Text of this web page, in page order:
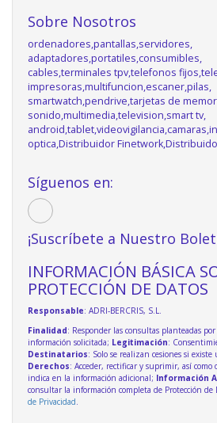
Sobre Nosotros
ordenadores,pantallas,servidores,
adaptadores,portatiles,consumibles,
cables,terminales tpv,telefonos
impresoras,multifuncion,escaner,pilas,
smartwatch,pendrive,tarjetas de
sonido,multimedia,television,smart tv,
optica,Distribuidor
Síguenos en:
¡Suscríbete a Nuestro
INFORMACIÓN BÁSICA
PROTECCIÓN DE DATOS
Responsable: ADRI-BERCRIS, S.L.
Finalidad: Responder las consultas planteadas
información solicitada; Legitimación:
Destinatarios: Solo se realizan cesiones si
Derechos: Acceder, rectificar y suprimir, así como
indica en la información adicional; Información
consultar la información completa de Protección de
de Privacidad